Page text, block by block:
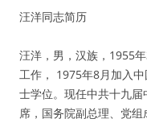
汪洋同志简历
汪洋，男，汉族，1955
工作， 1975年8月加入
士学位。现任中共十九
席，国务院副总理、党组